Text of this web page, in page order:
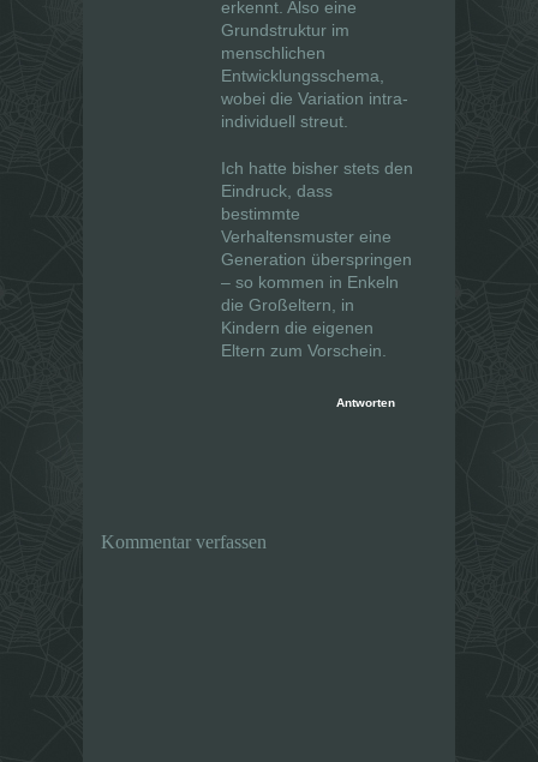
erkennt. Also eine
Grundstruktur im
menschlichen
Entwicklungsschema,
wobei die Variation intra-
individuell streut.
Ich hatte bisher stets den
Eindruck, dass
bestimmte
Verhaltensmuster eine
Generation überspringen
– so kommen in Enkeln
die Großeltern, in
Kindern die eigenen
Eltern zum Vorschein.
Antworten
Kommentar verfassen